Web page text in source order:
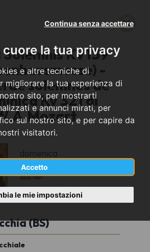
cuore la tua privacy
e altre tecniche di
migliorare la tua esperienza di
sito, per mostrarti
e annunci mirati, per
sul nostro sito, e per capire da
visitatori.
Accetto
Continua senza accettare
le mie impostazioni
KV139
-
solemnes de
Kv 321 di
domenica
23
settembre2012
(BS)